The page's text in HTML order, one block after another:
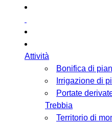
Attività
Bonifica di
Irrigazione di
Portate
Trebbia
Territorio di